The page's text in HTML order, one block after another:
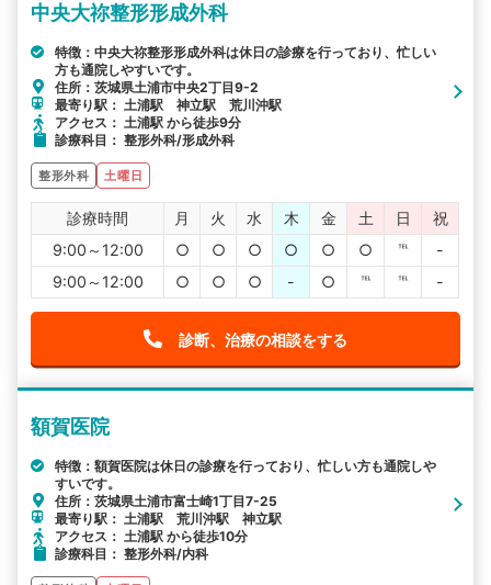
中央大祢整形形成外科
特徴：中央大祢整形形成外科は休日の診療を行っており、忙しい
方も通院しやすいです。
住所：茨城県土浦市中央2丁目9-2
最寄り駅： 土浦駅 神立駅 荒川沖駅
アクセス： 土浦駅 から徒歩9分
診療科目： 整形外科/形成外科
整形外科 土曜日
診療時間 月 火 水 木 金 土 日
祝
9:00～12:00
○ ○ ○ ○ ○ ○ ℡
-
9:00～12:00
○ ○ ○ - ○ ℡ ℡ -
診断、治療の相談をする
額賀医院
特徴：額賀医院は休日の診療を行っており、忙しい方も通院しや
すいです。
住所：茨城県土浦市富士崎1丁目7-25
最寄り駅： 土浦駅 荒川沖駅 神立駅
アクセス： 土浦駅 から徒歩10分
診療科目： 整形外科/内科